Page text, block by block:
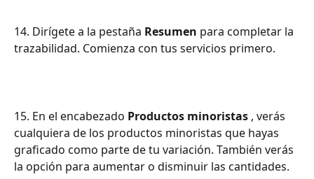
14. Dirígete a la pestaña Resumen para completar la
trazabilidad. Comienza con tus servicios primero.
15. En el encabezado Productos minoristas , verás
cualquiera de los productos minoristas que hayas
graficado como parte de tu variación. También verás
la opción para aumentar o disminuir las cantidades.